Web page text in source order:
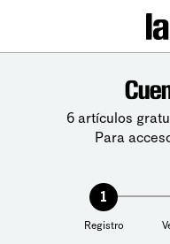
6 artículos
Para
1
Registro